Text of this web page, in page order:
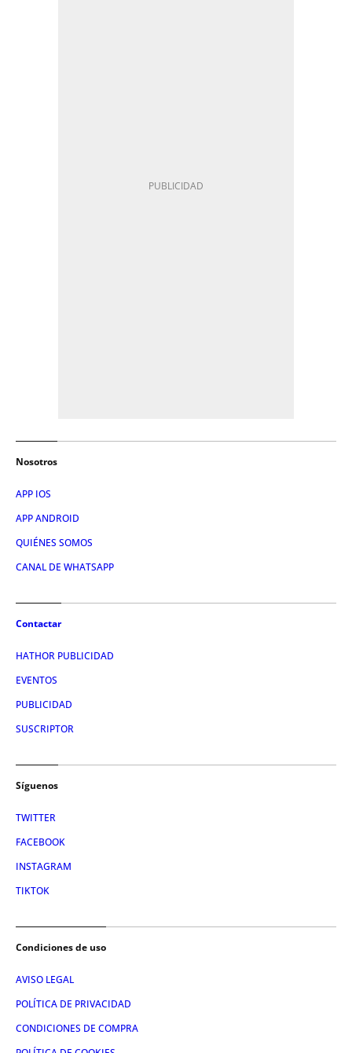
Nosotros
APP IOS
APP ANDROID
QUIÉNES SOMOS
CANAL DE WHATSAPP
Contactar
HATHOR PUBLICIDAD
EVENTOS
PUBLICIDAD
SUSCRIPTOR
Síguenos
TWITTER
FACEBOOK
INSTAGRAM
TIKTOK
Condiciones de uso
AVISO LEGAL
POLÍTICA DE PRIVACIDAD
CONDICIONES DE COMPRA